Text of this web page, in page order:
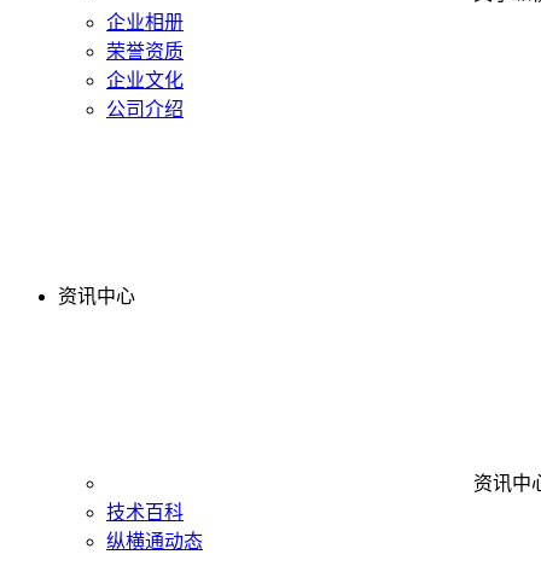
企业相册
荣誉资质
企业文化
公司介绍
资讯中心
资讯中
技术百科
纵横通动态